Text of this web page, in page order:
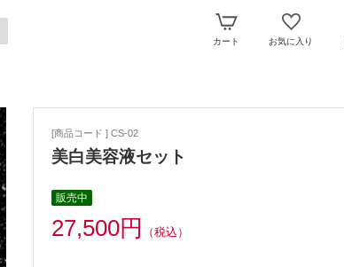
カート お気に入り
[商品コード ] CS-02
美白美容液セット
販売中
27,500円 （税込）